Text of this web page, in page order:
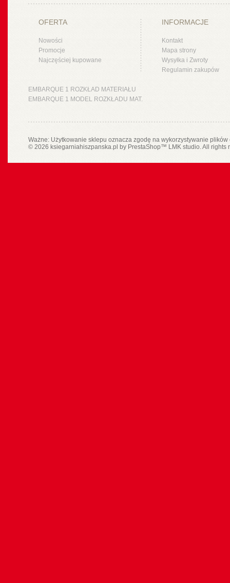
OFERTA
Nowości
Promocje
Najczęściej kupowane
INFORMACJE
Kontakt
Mapa strony
Wysyłka i Zwroty
Regulamin zakupów
EMBARQUE 1 ROZKŁAD MATERIAŁU
EMBARQUE 1 MODEL ROZKŁADU MAT.
Ważne: Użytkowanie sklepu oznacza zgodę na wykorzystywanie
© 2026 ksiegarniahiszpanska.pl by PrestaShop™ LMK studio. All rights